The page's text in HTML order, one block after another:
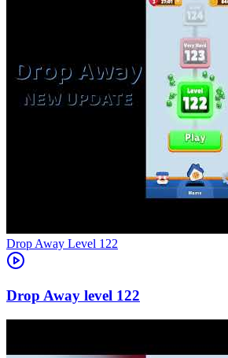
Level 122
122